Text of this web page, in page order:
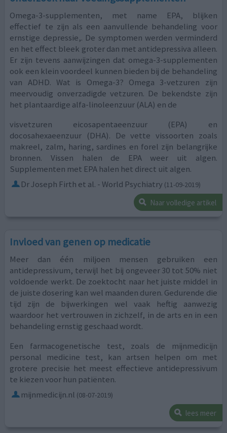
Omega-3-supplementen, met name EPA, blijken
effectief te zijn als een aanvullende behandeling voor
ernstige depressie,. De symptomen werden verminderd
en het effect bleek groter dan met antidepressiva alleen.
Er zijn tevens aanwijzingen dat omega-3-supplementen
ook een klein voordeel kunnen bieden bij de behandeling
van ADHD. Wat is Omega-3? Omega 3-vetzuren zijn
meervoudig onverzadigde vetzuren. De bekendste zijn
het plantaardige alfa-linoleenzuur (ALA) en de
visvetzuren eicosapentaeenzuur (EPA) en
docosahexaeenzuur (DHA). De vette vissoorten zoals
makreel, zalm, haring, sardines en forel zijn belangrijke
bronnen. Vissen halen de EPA weer uit algen.
Supplementen met EPA halen het direct uit algen.
Dr Joseph Firth et al. - World Psychiatry (11-09-2019)
Naar volledige artikel
Invloed van genen op medicatie
Meer dan één miljoen mensen gebruiken een
antidepressivum, terwijl het bij ongeveer 30 tot 50% niet
voldoende werkt. De zoektocht naar het juiste middel in
de juiste dosering kan wel maanden duren. Gedurende die
tijd zijn de bijwerkingen wel vaak heftig aanwezig
waardoor het vertrouwen in zichzelf, in de arts en in een
behandeling ernstig geschaad wordt.
Een farmacogenetische test, zoals de mijnmedicijn
personal medicine test, kan artsen helpen om met
grotere precisie het meest effectieve antidepressivum
te kiezen voor hun patiënten.
mijnmedicijn.nl (08-07-2019)
lees meer